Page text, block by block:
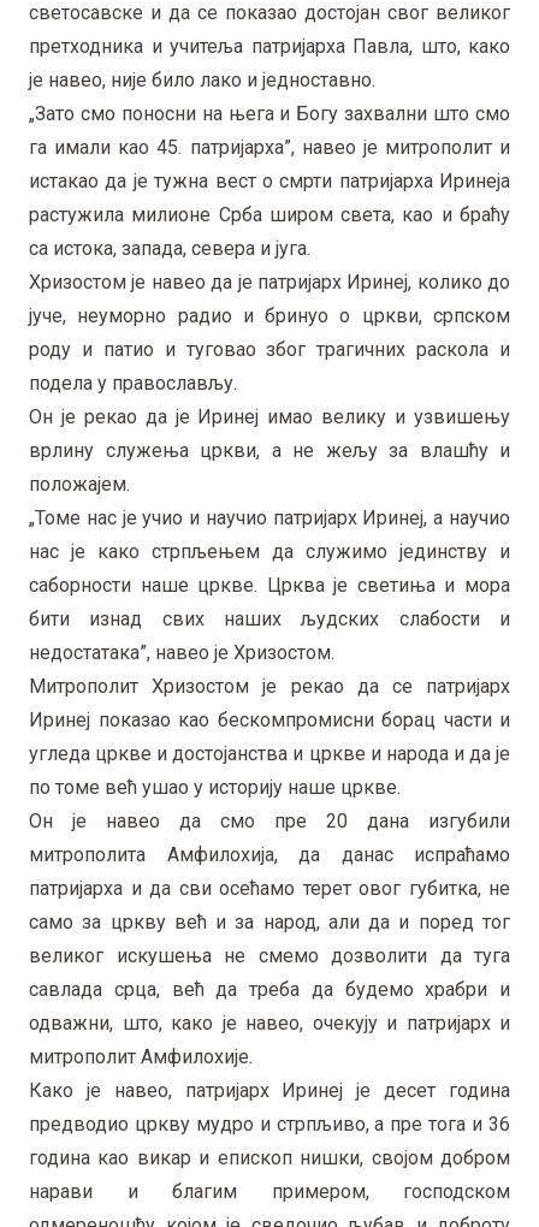
светосавске и да се показао достојан свог великог
претходника и учитеља патријарха Павла, што, како
је навео, није било лако и једноставно.
„Зато смо поносни на њега и Богу захвални што смо
га имали као 45. патријарха”, навео је митрополит и
истакао да је тужна вест о смрти патријарха Иринеја
растужила милионе Срба широм света, као и браћу
са истока, запада, севера и југа.
Хризостом је навео да је патријарх Иринеј, колико до
јуче, неуморно радио и бринуо о цркви, српском
роду и патио и туговао због трагичних раскола и
подела у православљу.
Он је рекао да је Иринеј имао велику и узвишењу
врлину служења цркви, а не жељу за влашћу и
положајем.
„Томе нас је учио и научио патријарх Иринеј, а научио
нас је како стрпљењем да служимо јединству и
саборности наше цркве. Црква је светиња и мора
бити изнад свих наших људских слабости и
недостатака”, навео је Хризостом.
Митрополит Хризостом је рекао да се патријарх
Иринеј показао као бескомпромисни борац части и
угледа цркве и достојанства и цркве и народа и да је
по томе већ ушао у историју наше цркве.
Он је навео да смо пре 20 дана изгубили
митрополита Амфилохија, да данас испраћамо
патријарха и да сви осећамо терет овог губитка, не
само за цркву већ и за народ, али да и поред тог
великог искушења не смемо дозволити да туга
савлада срца, већ да треба да будемо храбри и
одважни, што, како је навео, очекују и патријарх и
митрополит Амфилохије.
Како је навео, патријарх Иринеј је десет година
предводио цркву мудро и стрпљиво, а пре тога и 36
година као викар и епископ нишки, својом добром
нарави и благим примером, господском